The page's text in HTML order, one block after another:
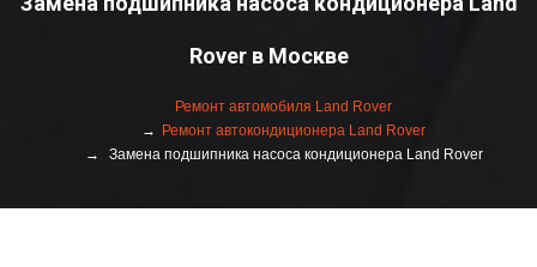
Rover в Москве
Ремонт автомобиля Land Rover
Ремонт автокондиционера Land Rover
Замена подшипника насоса кондиционера Land Rover